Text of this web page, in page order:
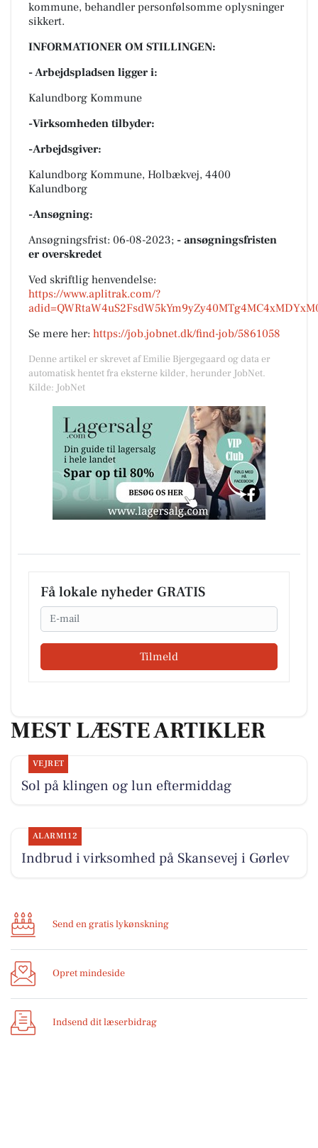
kommune, behandler personfølsomme oplysninger
sikkert.
INFORMATIONER OM STILLINGEN:
- Arbejdspladsen ligger i:
Kalundborg Kommune
-Virksomheden tilbyder:
-Arbejdsgiver:
Kalundborg Kommune, Holbækvej, 4400
Kalundborg
-Ansøgning:
Ansøgningsfrist: 06-08-2023; - ansøgningsfristen
er overskredet
Ved skriftlig henvendelse:
https://www.aplitrak.com/?
Se mere her: https://job.jobnet.dk/find-job/5861058
Denne artikel er skrevet af Emilie Bjergegaard og data er
automatisk hentet fra eksterne kilder, herunder JobNet.
Kilde: JobNet
Få lokale nyheder GRATIS
Email
Tilmeld
MEST LÆSTE ARTIKLER
VEJRET
Sol på klingen og lun eftermiddag
ALARM112
Indbrud i virksomhed på Skansevej i Gørlev
Send en gratis lykønskning
Opret mindeside
Indsend dit læserbidrag